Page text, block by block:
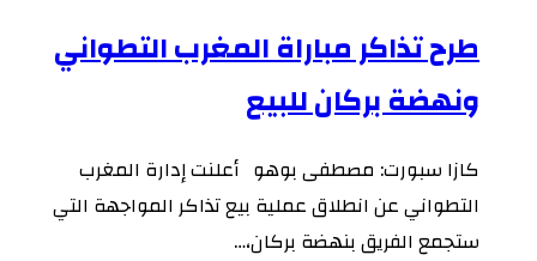
طرح تذاكر مباراة المغرب التطواني
ونهضة بركان للبيع
كازا سبورت: مصطفى بوهو أعلنت إدارة المغرب
التطواني عن انطلاق عملية بيع تذاكر المواجهة التي
ستجمع الفريق بنهضة بركان،…